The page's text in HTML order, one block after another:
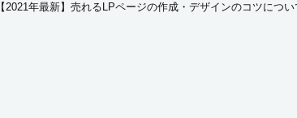
【2021年最新】売れるLPページの作成・デザインのコツについ